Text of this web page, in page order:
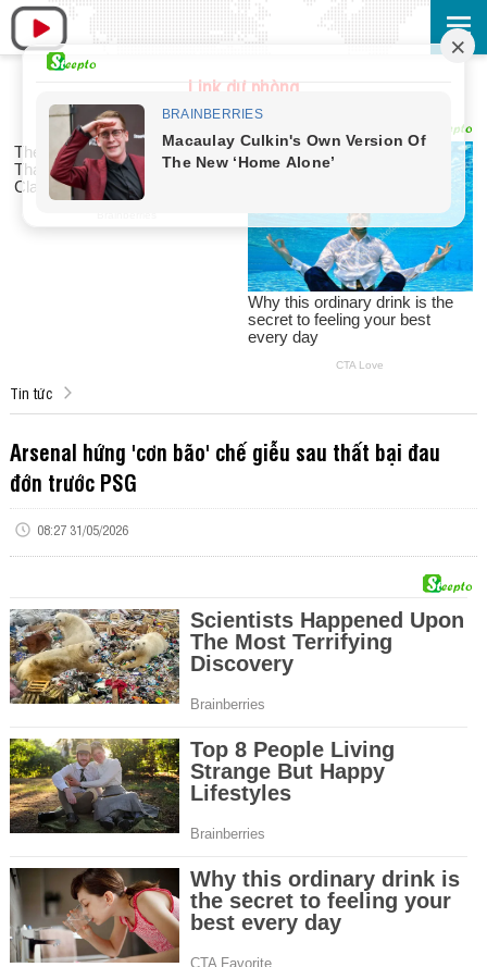
Link dự phòng
Tin tức
Arsenal hứng 'cơn bão' chế giễu sau thất bại đau
đớn trước PSG
08:27 31/05/2026